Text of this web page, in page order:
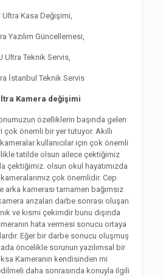
Ultra Kasa Değişimi,
Yazılım Güncellemesi,
Ultra Teknik Servis,
İstanbul Teknik Servis
Kamera değişimi
özelliklerin başında gelen
önemli bir yer tutuyor. Akıllı
kullanıcılar için çok önemli
tatilde olsun ailece çektiğimiz
çektiğimiz. olsun okul hayatımızda
çok önemlidir. Cep
kamerası tamamen bağımsız
arızaları darbe sonrası oluşan
ve kısmi çekimdir bunu dışında
hata vermesi sonucu ortaya
Eğer bir darbe sonucu oluşmuş
öncelikle sorunun yazılımsal bir
Kameranın kendisinden mi
daha sonrasında konuyla ilgili